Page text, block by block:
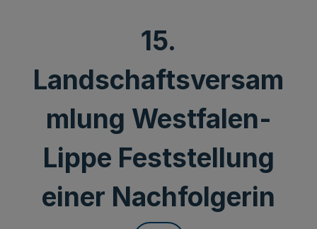
15.
Landschaftsversam
mlung Westfalen-
Lippe Feststellung
einer Nachfolgerin